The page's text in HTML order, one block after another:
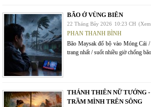
BÃO Ở VÙNG BIÊN
22 Tháng Bảy 2026 10:23 CH
PHAN THANH BÌNH
Bão Maysak đổ bộ vào Móng Cái
trang nhất / suốt nhiều giờ chống
THÁNH THIÊN NỮ TƯỚNG
TRẦM MÌNH TRÊN SÔNG